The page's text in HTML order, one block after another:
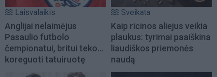
Laisvalaikis
Anglijai nelaimėjus
Pasaulio futbolo
čempionatui, britui teko...
koreguoti tatuiruotę
Sveikata
Kaip ricinos aliejus veikia
plaukus: tyrimai paaiškina
liaudiškos priemonės
naudą